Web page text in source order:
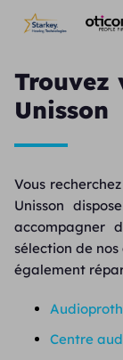
Trouvez
Unisson
Vous
Unisson
accompagner
sélection de nos
également
Centre